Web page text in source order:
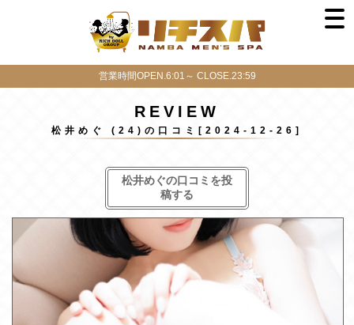
営業時間OPEN.6:01～ CLOSE.23:59
REVIEW
松井めぐ (24)の口コミ[2024-12-26]
松井めぐの口コミを投
稿する